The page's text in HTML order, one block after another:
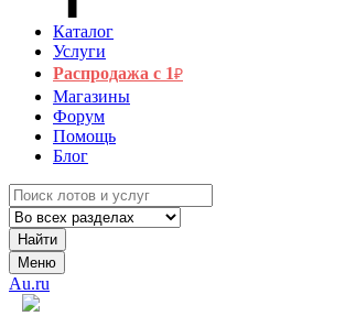
Каталог
Услуги
Распродажа с 1₽
Магазины
Форум
Помощь
Блог
Найти
Меню
Au.ru